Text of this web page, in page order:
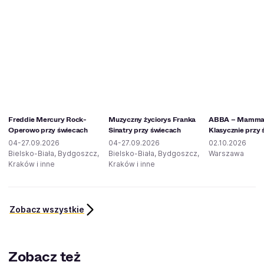
Freddie Mercury Rock-
Operowo przy świecach
04-27.09.2026
Bielsko-Biała, Bydgoszcz,
Kraków i inne
Muzyczny życiorys Franka
Sinatry przy świecach
04-27.09.2026
Bielsko-Biała, Bydgoszcz,
Kraków i inne
ABBA –
Klasycznie przy
02.10.2026
Warszawa
Zobacz wszystkie
Zobacz też